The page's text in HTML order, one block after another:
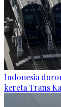
Indonesia
kereta Trans